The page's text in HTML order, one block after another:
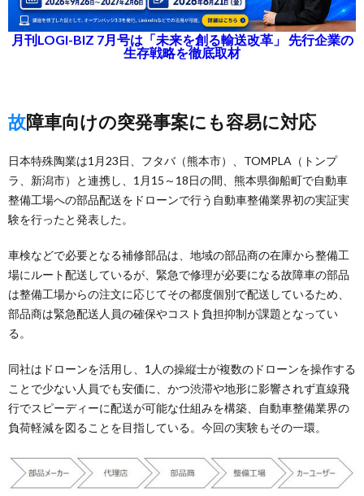
月刊LOGI-BIZ 7月号は「未来を創る輸送改革」 先行企業の
生存戦略を徹底取材
故障車向けの突発事案にも容易に対応
日本特殊陶業は1月23日、フタバ（熊本市）、TOMPLA（トンプ
ラ、新潟市）と連携し、1月15～18日の間、熊本県御船町で自動車
整備工場への部品配送をドローンで行う自動車整備業界初の実証実
験を行ったと発表した。
車検などで必要となる補修部品は、地域の部品商の在庫から整備工
場にルート配送しているが、緊急で修理が必要になる故障車の部品
は整備工場からの注文に応じてその都度個別で配送しているため、
部品商は緊急配送人員の確保やコスト負担抑制が課題となってい
る。
同社はドローンを活用し、1人の操縦士が複数のドローンを操作する
ことで少ない人員でも安価に、かつ渋滞や地形に影響されず直線飛
行でスピーディーに配送が可能な仕組みを構築、自動車整備業界の
負荷軽減を図ることを目指している。今回の実験もその一環。